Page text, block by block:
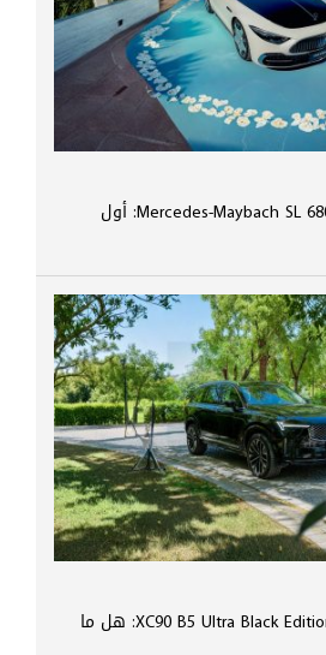
Mercedes-Maybach SL 680 Monogram Series: أول
تجربة فولفو XC90 B5 Ultra Black Edition 2026: هل ما